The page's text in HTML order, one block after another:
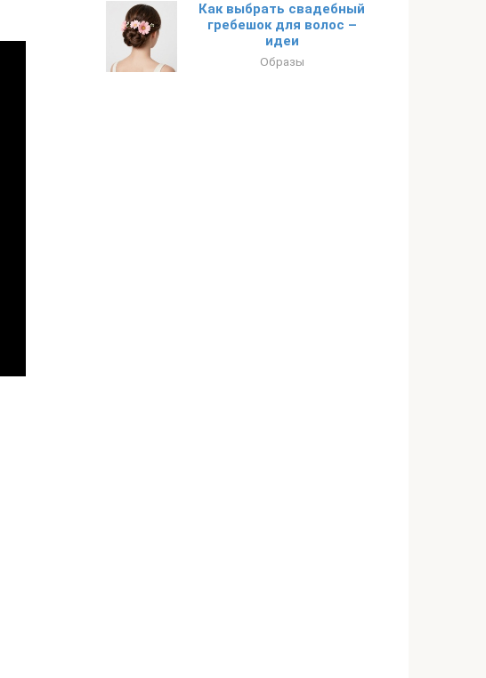
Как выбрать свадебный
гребешок для волос –
идеи
Образы